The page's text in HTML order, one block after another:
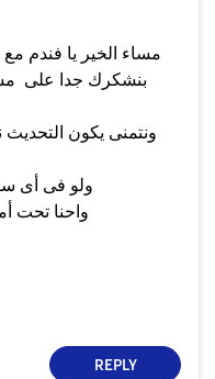
مساء الخير يا فندم
بنشكرك جدا على
ونتمنى يكون
REPLY